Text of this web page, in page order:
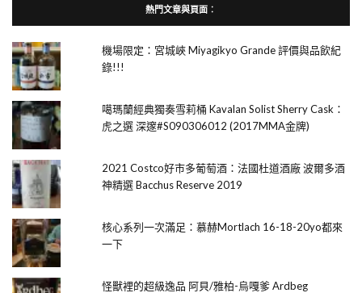
熱門文章與頁面︰
機場限定：宮城峽 Miyagikyo Grande 評價與品飲紀
錄!!!
噶瑪蘭經典獨奏雪莉桶 Kavalan Solist Sherry Cask：
虎之選 深邃#S090306012 (2017MMA金牌)
2021 Costco好市多葡萄酒：法國杜道酒廠 波爾多酒
神精選 Bacchus Reserve 2019
核心系列一次滿足：慕赫Mortlach 16-18-20yo都來
一下
怪獸裡的超級逸品 阿貝/雅柏-烏嘎爹 Ardbeg